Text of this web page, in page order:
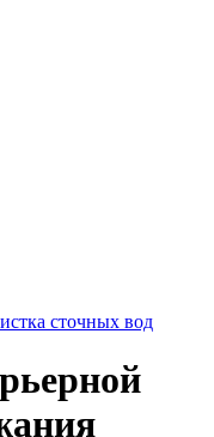
сточных вод